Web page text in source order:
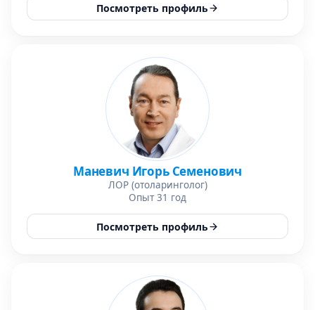
Посмотреть профиль
Маневич Игорь Семенович
ЛОР (отоларинголог)
Опыт 31 год
Посмотреть профиль